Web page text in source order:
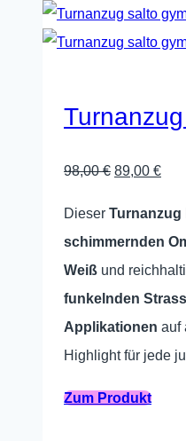
der
98,00€ 89,00 €
Dieser Turnanzug
schimmernden
Weiß und
funkelnden
Applikationen auf
Highlight für jede
Zum Produkt